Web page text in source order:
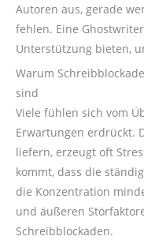
Autoren aus, gerade
fehlen. Eine
Unterstützung bieten,
Warum
sind
Viele fühlen sich vom
Erwartungen erdrückt.
liefern, erzeugt oft
kommt, dass die
die Konzentration
und äußeren
Schreibblockaden.